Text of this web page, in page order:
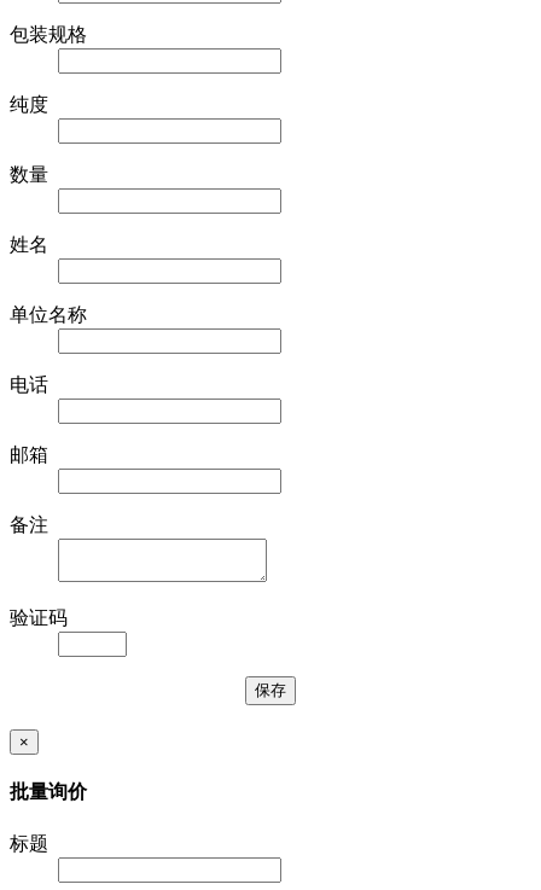
包装规格
纯度
数量
姓名
单位名称
电话
邮箱
备注
验证码
×
批量询价
标题